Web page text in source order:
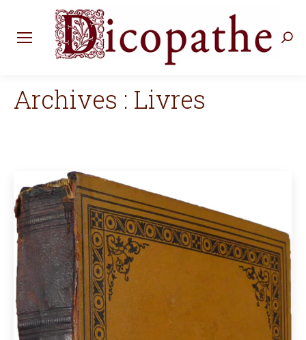
Archives : Livres